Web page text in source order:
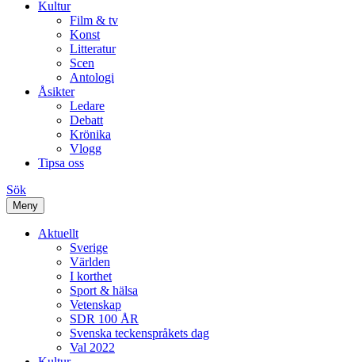
Kultur
Film & tv
Konst
Litteratur
Scen
Antologi
Åsikter
Ledare
Debatt
Krönika
Vlogg
Tipsa oss
Sök
Meny
Aktuellt
Sverige
Världen
I korthet
Sport & hälsa
Vetenskap
SDR 100 ÅR
Svenska teckenspråkets dag
Val 2022